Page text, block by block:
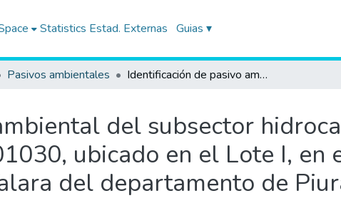
Statistics Estad. Externas Guias ▾
Pasivos ambientales Identificación de pasivo ambiental del subsector hidrocarburos con código de Ficha OEFA F01030, ubicado en el Lote I, en el distrito de Pariñas de la provincia Talara del departamento de Piura
del subsector
ubicado en el Lote I, en
del departamento de